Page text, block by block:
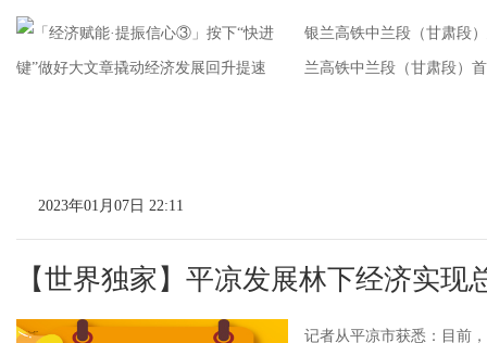
银兰高铁中兰段（甘肃段
兰高铁中兰段（甘肃段）
2023年01月07日 22:11
【世界独家】平凉发展林下经济实现
记者从平凉市获悉：目前